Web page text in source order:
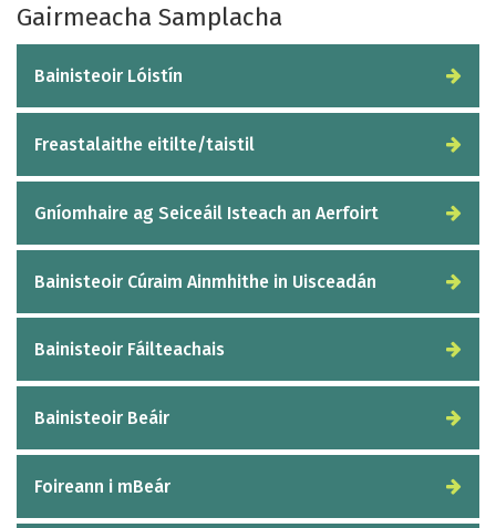
Gairmeacha Samplacha
Bainisteoir Lóistín
Freastalaithe eitilte/taistil
Gníomhaire ag Seiceáil Isteach an Aerfoirt
Bainisteoir Cúraim Ainmhithe in Uisceadán
Bainisteoir Fáilteachais
Bainisteoir Beáir
Foireann i mBeár